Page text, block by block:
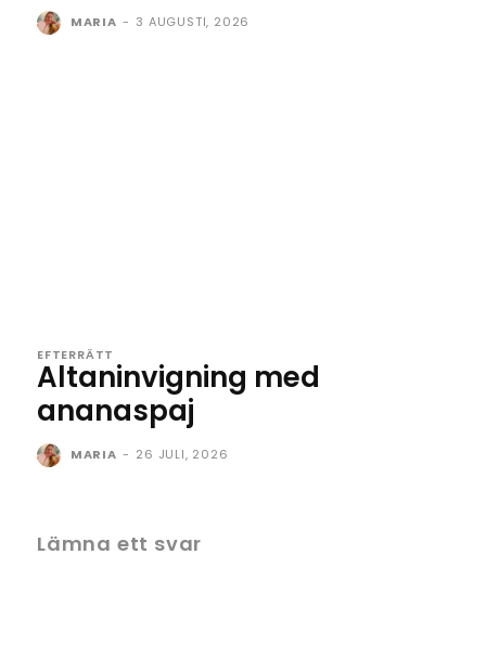
MARIA - 3 AUGUSTI, 2026
EFTERRÄTT
Altaninvigning med
ananaspaj
MARIA - 26 JULI, 2026
Lämna ett svar